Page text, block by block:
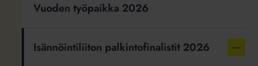
Hall,
Maijasto
Oy
Vuoden työpaikka 2026
Isännöintiliiton palkintofinalistit 2026
Näytä